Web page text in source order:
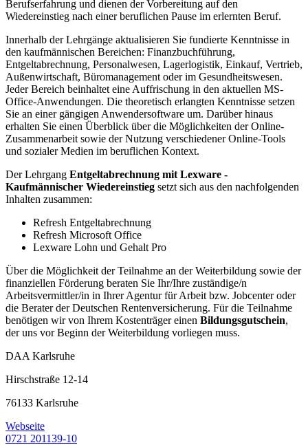
Berufserfahrung und dienen der Vorbereitung auf den
Wiedereinstieg nach einer beruflichen Pause im erlernten Beruf.
Innerhalb der Lehrgänge aktualisieren Sie fundierte Kenntnisse in
den kaufmännischen Bereichen: Finanzbuchführung,
Entgeltabrechnung, Personalwesen, Lagerlogistik, Einkauf, Vertrieb,
Außenwirtschaft, Büromanagement oder im Gesundheitswesen.
Jeder Bereich beinhaltet eine Auffrischung in den aktuellen MS-
Office-Anwendungen. Die theoretisch erlangten Kenntnisse setzen
Sie an einer gängigen Anwendersoftware um. Darüber hinaus
erhalten Sie einen Überblick über die Möglichkeiten der Online-
Zusammenarbeit sowie der Nutzung verschiedener Online-Tools
und sozialer Medien im beruflichen Kontext.
Der Lehrgang Entgeltabrechnung mit Lexware -
Kaufmännischer Wiedereinstieg setzt sich aus den nachfolgenden
Inhalten zusammen:
Refresh Entgeltabrechnung
Refresh Microsoft Office
Lexware Lohn und Gehalt Pro
Über die Möglichkeit der Teilnahme an der Weiterbildung sowie der
finanziellen Förderung beraten Sie Ihr/Ihre zuständige/n
Arbeitsvermittler/in in Ihrer Agentur für Arbeit bzw. Jobcenter oder
die Berater der Deutschen Rentenversicherung. Für die Teilnahme
benötigen wir von Ihrem Kostenträger einen Bildungsgutschein,
der uns vor Beginn der Weiterbildung vorliegen muss.
DAA Karlsruhe
Hirschstraße 12-14
76133 Karlsruhe
Webseite
0721 201139-10